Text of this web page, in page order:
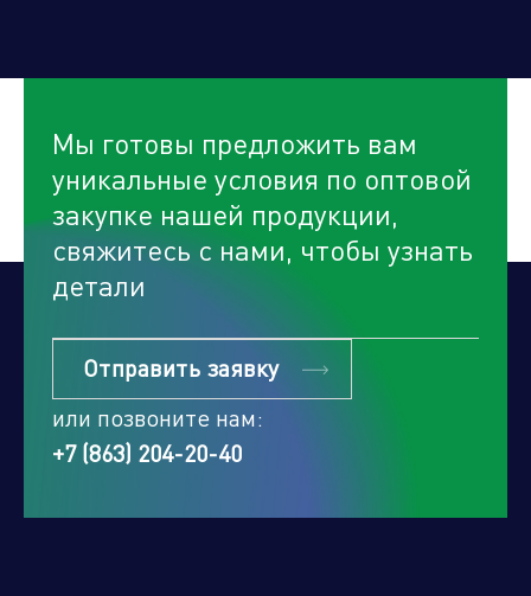
Мы готовы предложить вам
уникальные условия по оптовой
закупке нашей продукции,
свяжитесь с нами, чтобы узнать
детали
Отправить заявку
или позвоните нам:
+7 (863) 204-20-40